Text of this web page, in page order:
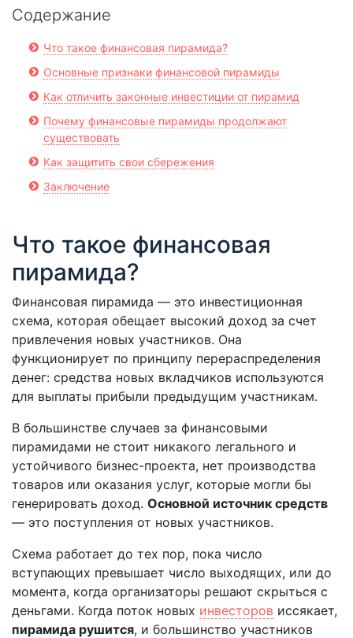
Содержание
Что такое финансовая пирамида?
Основные признаки финансовой пирамиды
Как отличить законные инвестиции от пирамид
Почему финансовые пирамиды продолжают
существовать
Как защитить свои сбережения
Заключение
Что такое финансовая
пирамида?
Финансовая пирамида — это инвестиционная
схема, которая обещает высокий доход за счет
привлечения новых участников. Она
функционирует по принципу перераспределения
денег: средства новых вкладчиков используются
для выплаты прибыли предыдущим участникам.
В большинстве случаев за финансовыми
пирамидами не стоит никакого легального и
устойчивого бизнес-проекта, нет производства
товаров или оказания услуг, которые могли бы
генерировать доход. Основной источник средств
— это поступления от новых участников.
Схема работает до тех пор, пока число
вступающих превышает число выходящих, или до
момента, когда организаторы решают скрыться с
деньгами. Когда поток новых инвесторов иссякает,
пирамида рушится, и большинство участников